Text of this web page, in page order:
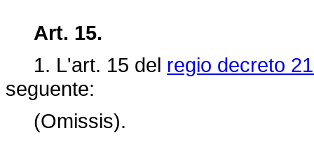
Art. 15.
1. L'art. 15 del regio decreto
seguente:
(Omissis).